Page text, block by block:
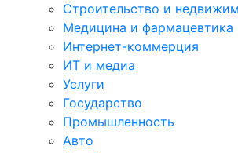
Строительство и
Медицина и фармацевтика
Интернет-коммерция
ИТ и медиа
Услуги
Государство
Промышленность
Авто